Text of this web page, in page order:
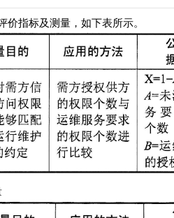
指标及测量，如下表所示。